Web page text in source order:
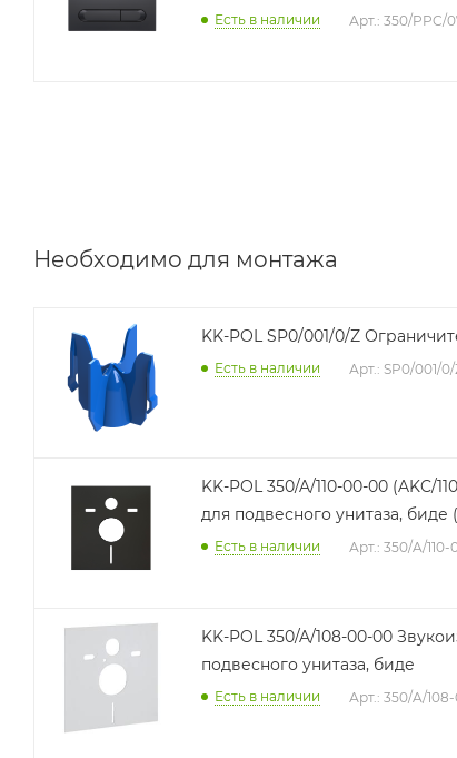
Есть в наличии Арт.: 350/PPC/
Необходимо для монтажа
KK-POL SP0/
Есть в наличии Арт.: SP0/001/
KK-POL 350/A/110-00-00 (AKC/
для подвесного унитаза, биде
Есть в наличии Арт.: 350/A/
KK-POL 350/A/108-00-00 Звукоизолирующий комплект для
подвесного унитаза, биде
Есть в наличии Арт.: 350/A/